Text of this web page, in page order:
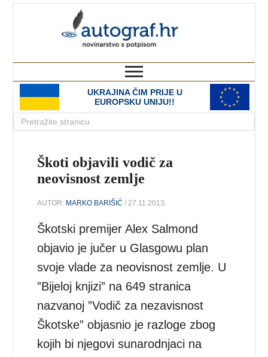
UKRAJINA ČIM PRIJE U
EUROPSKU UNIJU!!
Škoti objavili vodič za
neovisnost zemlje
AUTOR: MARKO BARIŠIĆ / 27.11.2013.
Škotski premijer Alex Salmond
objavio je jučer u Glasgowu plan
svoje vlade za neovisnost zemlje. U
”Bijeloj knjizi” na 649 stranica
nazvanoj ”Vodič za nezavisnost
Škotske” objasnio je razloge zbog
kojih bi njegovi sunarodnjaci na